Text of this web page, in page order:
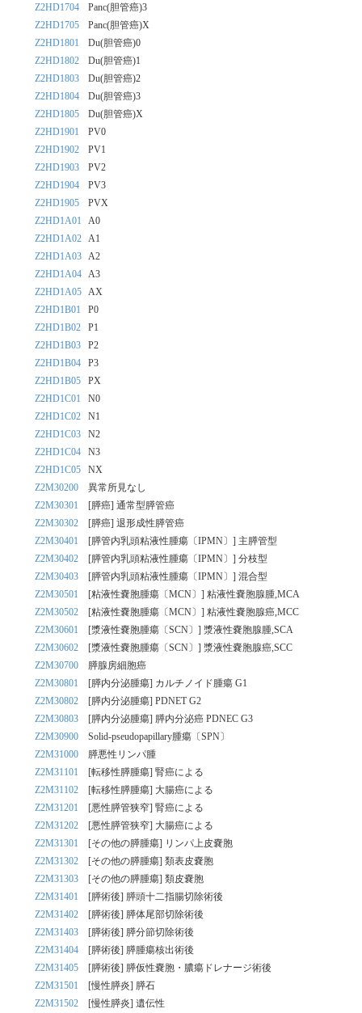
Z2HD1704
Panc(胆管癌)3
Z2HD1705
Panc(胆管癌)X
Z2HD1801
Du(胆管癌)0
Z2HD1802
Du(胆管癌)1
Z2HD1803
Du(胆管癌)2
Z2HD1804
Du(胆管癌)3
Z2HD1805
Du(胆管癌)X
Z2HD1901
PV0
Z2HD1902
PV1
Z2HD1903
PV2
Z2HD1904
PV3
Z2HD1905
PVX
Z2HD1A01
A0
Z2HD1A02 A1
Z2HD1A03 A2
Z2HD1A04 A3
Z2HD1A05 AX
Z2HD1B01
P0
Z2HD1B02
P1
Z2HD1B03
P2
Z2HD1B04
P3
Z2HD1B05
PX
Z2HD1C01
N0
Z2HD1C02
N1
Z2HD1C03
N2
Z2HD1C04
N3
Z2HD1C05
NX
Z2M30200
異常所見なし
Z2M30301
[膵癌] 通常型膵管癌
Z2M30302
[膵癌] 退形成性膵管癌
Z2M30401
[膵管内乳頭粘液性腫瘍〔IPMN〕] 主膵管型
Z2M30402
[膵管内乳頭粘液性腫瘍〔IPMN〕] 分枝型
Z2M30403
[膵管内乳頭粘液性腫瘍〔IPMN〕] 混合型
Z2M30501
[粘液性嚢胞腫瘍〔MCN〕] 粘液性嚢胞腺腫,MCA
Z2M30502
[粘液性嚢胞腫瘍〔MCN〕] 粘液性嚢胞腺癌,MCC
Z2M30601
[漿液性嚢胞腫瘍〔SCN〕] 漿液性嚢胞腺腫,SCA
Z2M30602
[漿液性嚢胞腫瘍〔SCN〕] 漿液性嚢胞腺癌,SCC
Z2M30700
膵腺房細胞癌
Z2M30801
[膵内分泌腫瘍] カルチノイド腫瘍 G1
Z2M30802
[膵内分泌腫瘍] PDNET G2
Z2M30803
[膵内分泌腫瘍] 膵内分泌癌 PDNEC G3
Z2M30900
Solid-pseudopapillary腫瘍〔SPN〕
Z2M31000
膵悪性リンパ腫
Z2M31101
[転移性膵腫瘍] 腎癌による
Z2M31102
[転移性膵腫瘍] 大腸癌による
Z2M31201
[悪性膵管狭窄] 腎癌による
Z2M31202
[悪性膵管狭窄] 大腸癌による
Z2M31301
[その他の膵腫瘍] リンパ上皮嚢胞
Z2M31302
[その他の膵腫瘍] 類表皮嚢胞
Z2M31303
[その他の膵腫瘍] 類皮嚢胞
Z2M31401
[膵術後] 膵頭十二指腸切除術後
Z2M31402
[膵術後] 膵体尾部切除術後
Z2M31403
[膵術後] 膵分節切除術後
Z2M31404
[膵術後] 膵腫瘍核出術後
Z2M31405
[膵術後] 膵仮性嚢胞・膿瘍ドレナージ術後
Z2M31501
[慢性膵炎] 膵石
Z2M31502
[慢性膵炎] 遺伝性